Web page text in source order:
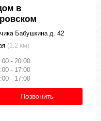
в
Бабушкина д. 42
(1.2 км)
- 20:00
- 17:00
- 17:00
Позвонить